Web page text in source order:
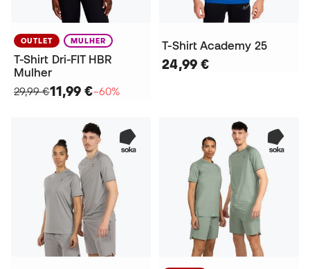
OUTLET MULHER
T-Shirt Dri-FIT HBR
Mulher
29,99 €11,99 €−60%
T-Shirt Academy 25
24,99 €